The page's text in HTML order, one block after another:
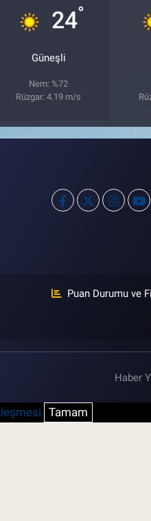
24°
Güneşli
Nem: %72
Rüzgar: 4.19 m/s
Puan Durumu ve
Haber
Tamam